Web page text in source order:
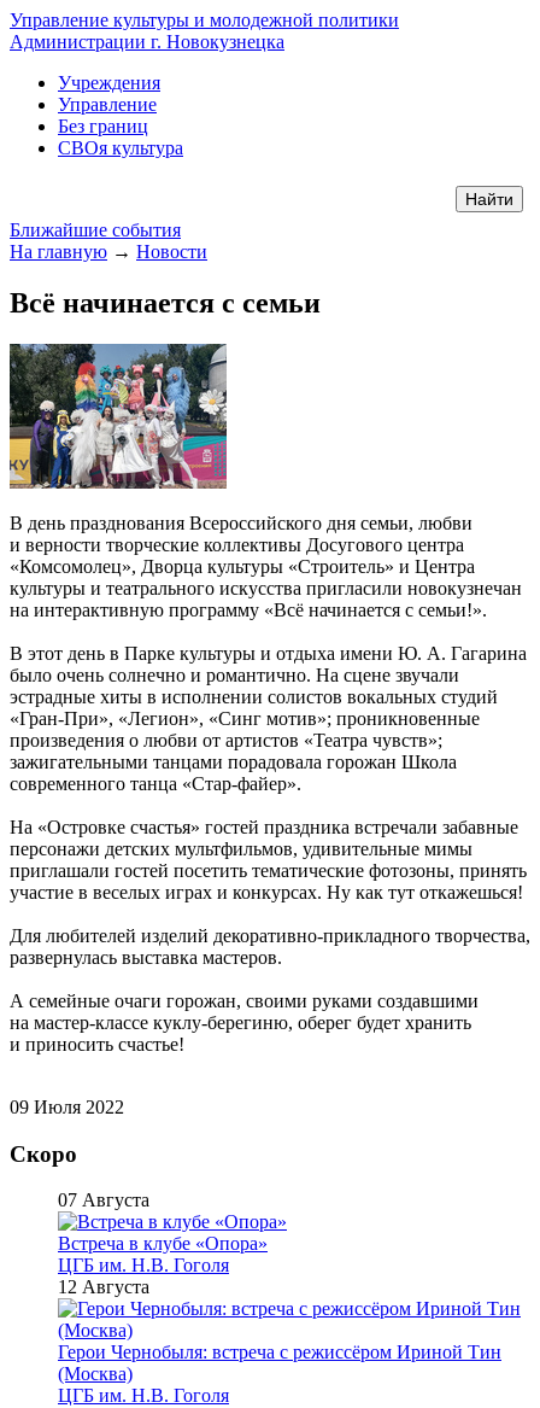
Управление культуры и молодежной политики
Администрации г. Новокузнецка
Учреждения
Управление
Без границ
СВОя культура
Ближайшие события
На главную → Новости
Всё начинается с семьи
В день празднования Всероссийского дня семьи, любви
и верности творческие коллективы Досугового центра
«Комсомолец», Дворца культуры «Строитель» и Центра
культуры и театрального искусства пригласили новокузнечан
на интерактивную программу «Всё начинается с семьи!».
В этот день в Парке культуры и отдыха имени Ю. А. Гагарина
было очень солнечно и романтично. На сцене звучали
эстрадные хиты в исполнении солистов вокальных студий
«Гран-При», «Легион», «Синг мотив»; проникновенные
произведения о любви от артистов «Театра чувств»;
зажигательными танцами порадовала горожан Школа
современного танца «Стар-файер».
На «Островке счастья» гостей праздника встречали забавные
персонажи детских мультфильмов, удивительные мимы
приглашали гостей посетить тематические фотозоны, принять
участие в веселых играх и конкурсах. Ну как тут откажешься!
Для любителей изделий декоративно-прикладного творчества,
развернулась выставка мастеров.
А семейные очаги горожан, своими руками создавшими
на мастер-классе куклу-берегиню, оберег будет хранить
и приносить счастье!
09 Июля 2022
Скоро
07 Августа
Встреча в клубе «Опора»
ЦГБ им. Н.В. Гоголя
12 Августа
Герои Чернобыля: встреча с режиссёром Ириной Тин
(Москва)
ЦГБ им. Н.В. Гоголя